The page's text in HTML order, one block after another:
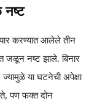
नष्ट
तयार करण्यात आलेले तीन
जळून नष्ट झाले. बिनार
या घटनेची अपेक्षा
पण फक्त दोन